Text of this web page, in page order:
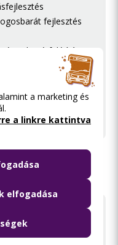
fejlesztés
#közútfelújítás
fejlesztés
az
és a
a marketing és
a linkre kattintva
elfogadása